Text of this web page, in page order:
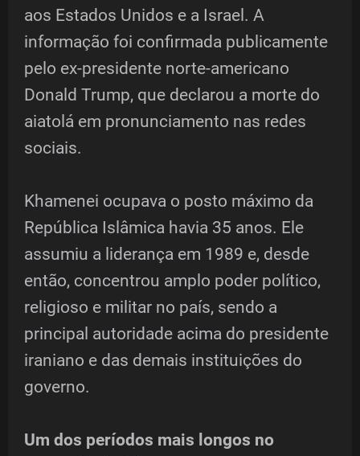
aos Estados Unidos e a Israel. A
informação foi confirmada publicamente
pelo ex-presidente norte-americano
Donald Trump, que declarou a morte do
aiatolá em pronunciamento nas redes
sociais.
Khamenei ocupava o posto máximo da
República Islâmica havia 35 anos. Ele
assumiu a liderança em 1989 e, desde
então, concentrou amplo poder político,
religioso e militar no país, sendo a
principal autoridade acima do presidente
iraniano e das demais instituições do
governo.
Um dos períodos mais longos no